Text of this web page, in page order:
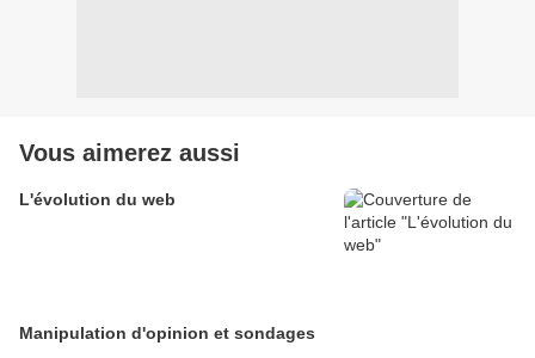
Vous aimerez aussi
L'évolution du web
Manipulation d'opinion et sondages